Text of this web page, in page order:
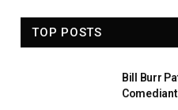
TOP POSTS
Bill Burr